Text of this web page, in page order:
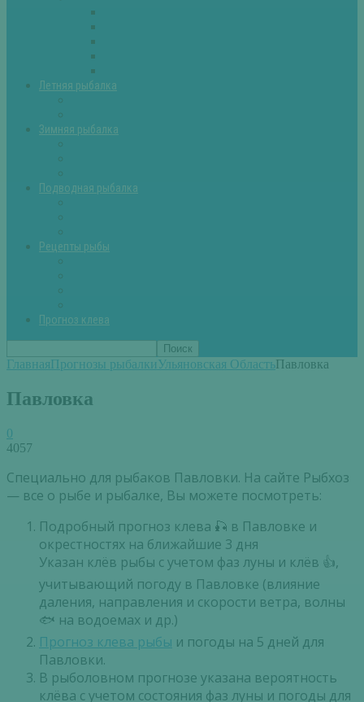
Летняя рыбалка
Зимняя рыбалка
Подводная рыбалка
Рецепты рыбы
Прогноз клева
ГлавнаяПрогнозы рыбалкиУльяновская ОбластьПавловка
Павловка
0
4057
Специально для рыбаков Павловки. На сайте Рыбхоз
— все о рыбе и рыбалке, Вы можете посмотреть:
Подробный прогноз клева 🎣 в Павловке и
окрестностях на ближайшие 3 дня
Указан клёв рыбы с учетом фаз луны и клёв 👍,
учитывающий погоду в Павловке (влияние
даления, направления и скорости ветра, волны
🐟 на водоемах и др.)
Прогноз клева рыбы и погоды на 5 дней для
Павловки.
В рыболовном прогнозе указана вероятность
клёва с учетом состояния фаз луны и погоды для